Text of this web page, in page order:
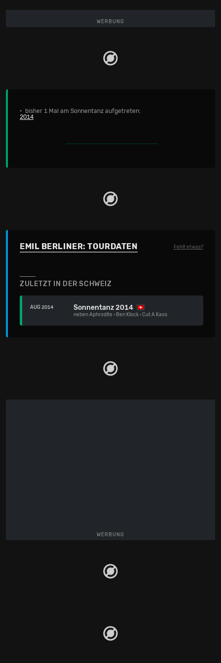
WERBUNG
• bisher 1 Mal am Sonnentanz aufgetreten:
2014
EMIL BERLINER: TOURDATEN Fehlt etwas?
ZULETZT IN DER SCHWEIZ
AUG 2014 Sonnentanz 2014
nebenAphrodite · Ben Klock·Cut A Kaos
WERBUNG